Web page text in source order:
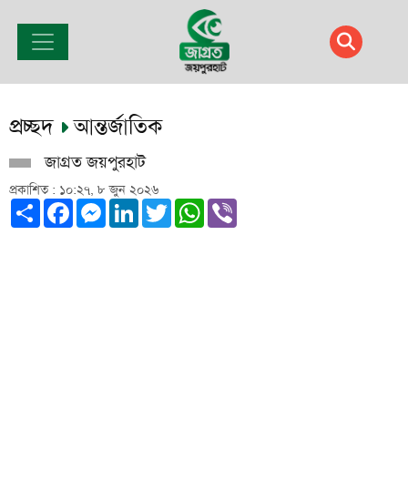
প্রচ্ছদ আন্তর্জাতিক
জাগ্রত জয়পুরহাট
প্রকাশিত : ১০:২৭, ৮ জুন ২০২৬
ShareFacebook
Messenger
LinkedIn
TwitterWhatsApp